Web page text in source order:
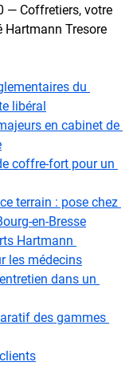
— Coffretiers, votre
Hartmann Tresore
du
libéral
en cabinet de
coffre-fort pour un
terrain : pose chez
en-Bresse
Hartmann
les médecins
dans un
des gammes